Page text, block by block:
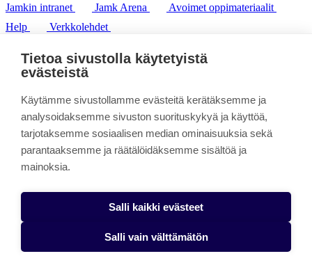
Jamkin intranet Jamk Arena
Avoimet oppimateriaalit
Help
Verkkolehdet
puh. +358 20 743 8100
fax. +358 14 449 9694
Tietoa sivustolla käytetyistä
evästeistä
Käytämme sivustollamme evästeitä kerätäksemme ja
analysoidaksemme sivuston suorituskykyä ja käyttöä,
tarjotaksemme sosiaalisen median ominaisuuksia sekä
parantaaksemme ja räätälöidäksemme sisältöä ja
mainoksia.
Salli kaikki evästeet
Salli vain välttämätön